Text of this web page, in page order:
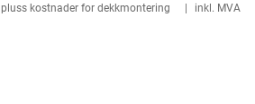
pluss kostnader for dekkmontering inkl. MVA